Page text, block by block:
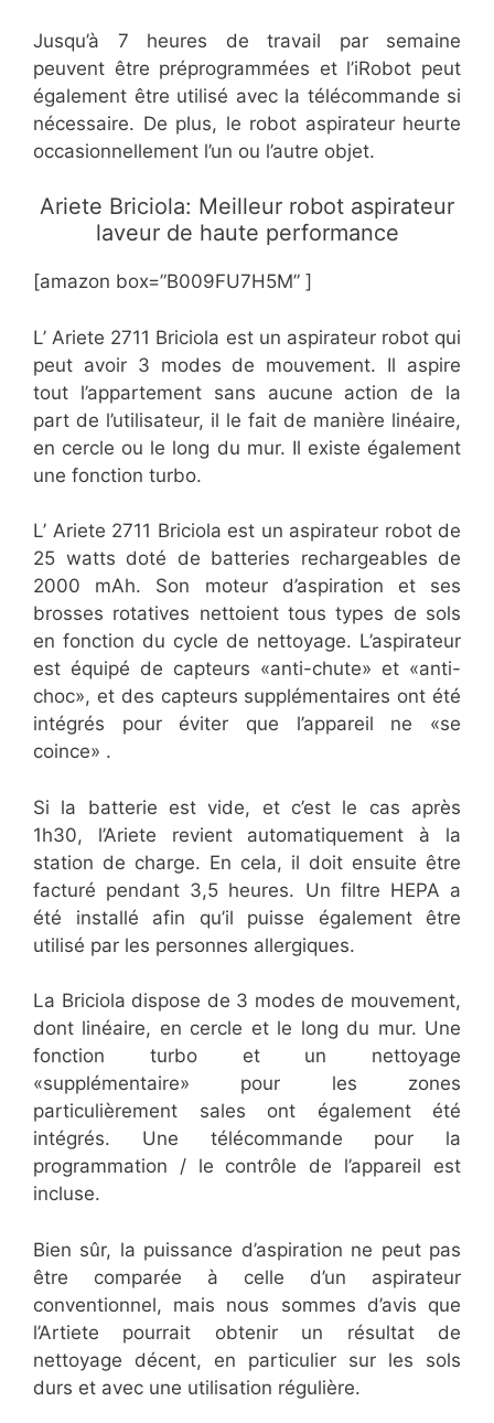
Jusqu’à 7 heures de travail par semaine
peuvent être préprogrammées et l’iRobot peut
également être utilisé avec la télécommande si
nécessaire. De plus, le robot aspirateur heurte
occasionnellement l’un ou l’autre objet.
Ariete Briciola: Meilleur robot aspirateur
laveur de haute performance
[amazon box=”B009FU7H5M” ]
L’ Ariete 2711 Briciola est un aspirateur robot qui
peut avoir 3 modes de mouvement. Il aspire
tout l’appartement sans aucune action de la
part de l’utilisateur, il le fait de manière linéaire,
en cercle ou le long du mur. Il existe également
une fonction turbo.
L’ Ariete 2711 Briciola est un aspirateur robot de
25 watts doté de batteries rechargeables de
2000 mAh. Son moteur d’aspiration et ses
brosses rotatives nettoient tous types de sols
en fonction du cycle de nettoyage. L’aspirateur
est équipé de capteurs «anti-chute» et «anti-
choc», et des capteurs supplémentaires ont été
intégrés pour éviter que l’appareil ne «se
coince» .
Si la batterie est vide, et c’est le cas après
1h30, l’Ariete revient automatiquement à la
station de charge. En cela, il doit ensuite être
facturé pendant 3,5 heures. Un filtre HEPA a
été installé afin qu’il puisse également être
utilisé par les personnes allergiques.
La Briciola dispose de 3 modes de mouvement,
dont linéaire, en cercle et le long du mur. Une
fonction turbo et un nettoyage
«supplémentaire» pour les zones
particulièrement sales ont également été
intégrés. Une télécommande pour la
programmation / le contrôle de l’appareil est
incluse.
Bien sûr, la puissance d’aspiration ne peut pas
être comparée à celle d’un aspirateur
conventionnel, mais nous sommes d’avis que
l’Artiete pourrait obtenir un résultat de
nettoyage décent, en particulier sur les sols
durs et avec une utilisation régulière.